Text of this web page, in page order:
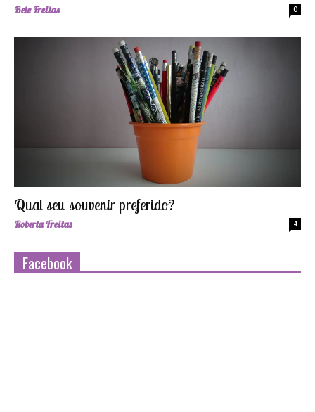
Bete Freitas 0
Qual seu souvenir preferido?
Roberta Freitas 4
Facebook